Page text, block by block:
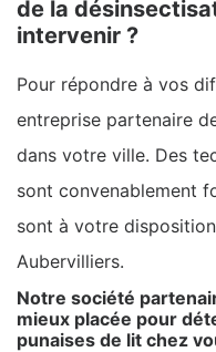
de la
intervenir ?
Pour répondre à vos
entreprise partenaire
dans votre ville. Des
sont convenablement
sont à votre
Aubervilliers.
Notre société
mieux placée pour
punaises de lit chez